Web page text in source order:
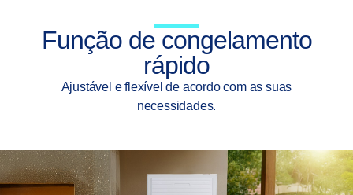
Função de congelamento
rápido
Ajustável e flexível de acordo com as suas
necessidades.